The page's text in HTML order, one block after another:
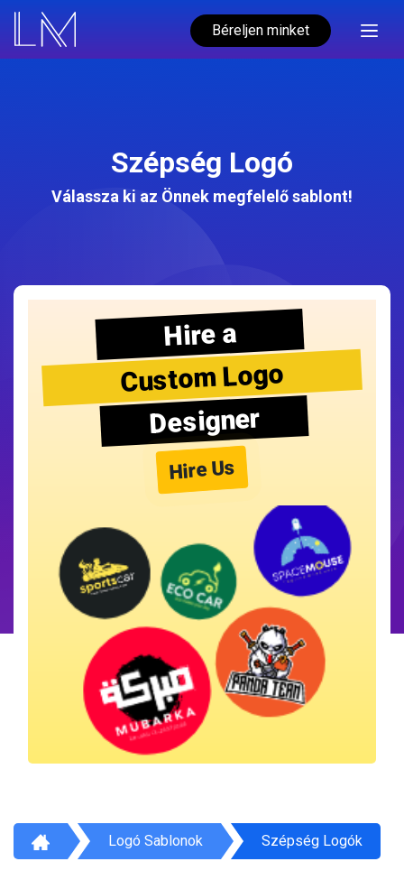
Béreljen minket
Szépség Logó
Válassza ki az Önnek megfelelő sablont!
Hire a
Custom Logo
Designer
Hire Us
Logó Sablonok Szépség Logók